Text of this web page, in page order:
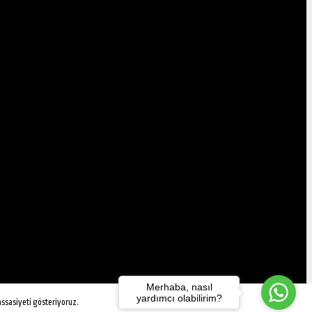
gösteriyoruz.
Merhaba, nasıl
yardımcı olabilirim?